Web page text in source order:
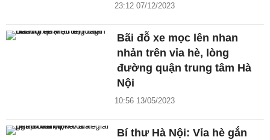
23:12 07/12/2023
Bãi đỗ xe mọc lên nhan
nhản trên vỉa hè, lòng
đường quận trung tâm Hà
Nội
10:56 13/05/2023
Bí thư Hà Nội: Vỉa hè gắn